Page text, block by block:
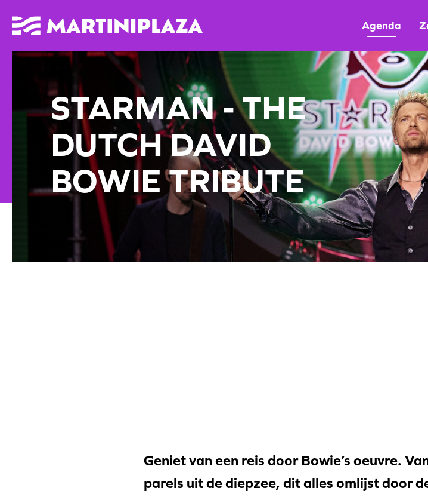
Agenda
STARMAN - THE
DUTCH DAVID
BOWIE TRIBUTE
Geniet van een reis door Bowie’s oeuvre.
parels uit de diepzee, dit alles omlijst door